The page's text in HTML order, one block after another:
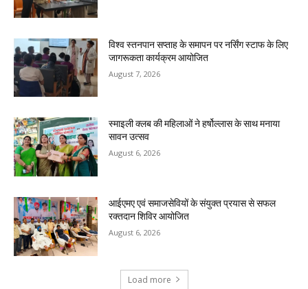
विश्व स्तनपान सप्ताह के समापन पर नर्सिंग स्टाफ के लिए
जागरूकता कार्यक्रम आयोजित
August 7, 2026
स्माइली क्लब की महिलाओं ने हर्षोल्लास के साथ मनाया
सावन उत्सव
August 6, 2026
आईएमए एवं समाजसेवियों के संयुक्त प्रयास से सफल
रक्तदान शिविर आयोजित
August 6, 2026
Load more